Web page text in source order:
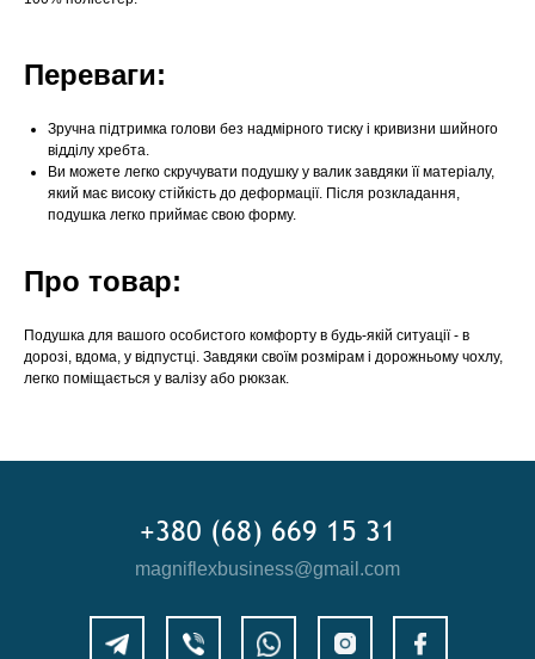
Переваги:
Зручна підтримка голови без надмірного тиску і кривизни шийного
відділу хребта.
Ви можете легко скручувати подушку у валик завдяки її матеріалу,
який має високу стійкість до деформації. Після розкладання,
подушка легко приймає свою форму.
Про товар:
Подушка для вашого особистого комфорту в будь-якій ситуації - в
дорозі, вдома, у відпустці. Завдяки своїм розмірам і дорожньому чохлу,
легко поміщається у валізу або рюкзак.
+380 (68) 669 15 31
magniflexbusiness@gmail.com